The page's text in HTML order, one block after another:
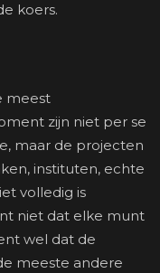
koers.
meest
zijn niet per se
maar de projecten
instituten, echte
volledig is
niet dat elke munt
wel dat de
meeste andere